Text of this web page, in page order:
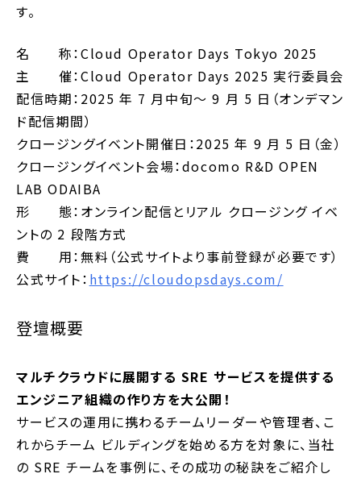
す。
名 称：Cloud Operator Days Tokyo 2025
主 催：Cloud Operator Days 2025 実行委員会
配信時期：2025 年 7 月中旬〜 9 月 5 日（オンデマン
ド配信期間）
クロージングイベント開催日：2025 年 9 月 5 日（金）
クロージングイベント会場：docomo R&D OPEN
LAB ODAIBA
形 態：オンライン配信とリアル クロージング イベ
ントの 2 段階方式
費 用：無料 （公式サイトより事前登録が必要です）
公式サイト： https://cloudopsdays.com/
登壇概要
マルチクラウドに展開する SRE サービスを提供する
エンジニア組織の作り方を大公開！
サービスの運用に携わるチームリーダーや管理者、こ
れからチーム ビルディングを始める方を対象に、当社
の SRE チームを事例に、その成功の秘訣をご紹介し